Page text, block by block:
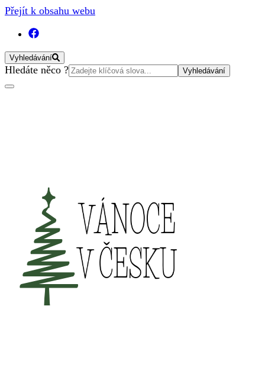
Přejít k obsahu webu
Vyhledávání
Vyhledat:
Hledáte něco ?